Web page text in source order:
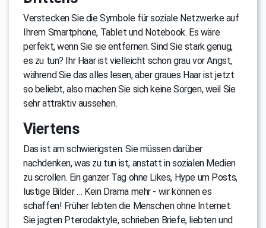
Verstecken Sie die Symbole für soziale Netzwerke auf
Ihrem Smartphone, Tablet und Notebook. Es wäre
perfekt, wenn Sie sie entfernen. Sind Sie stark genug,
es zu tun? Ihr Haar ist vielleicht schon grau vor Angst,
während Sie das alles lesen, aber graues Haar ist jetzt
so beliebt, also machen Sie sich keine Sorgen, weil Sie
sehr attraktiv aussehen.
Viertens
Das ist am schwierigsten. Sie müssen darüber
nachdenken, was zu tun ist, anstatt in sozialen Medien
zu scrollen. Ein ganzer Tag ohne Likes, Hype um Posts,
lustige Bilder … Kein Drama mehr - wir können es
schaffen! Früher lebten die Menschen ohne Internet:
Sie jagten Pterodaktyle, schrieben Briefe, liebten und